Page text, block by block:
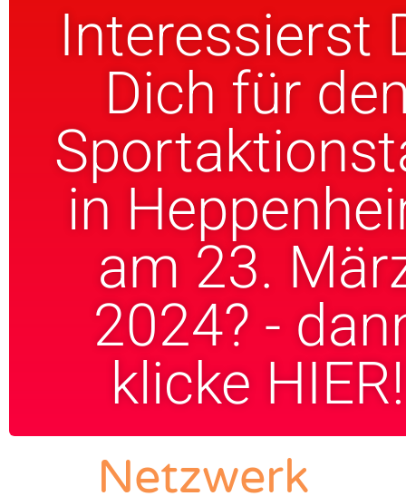
Interessierst
Dich für
in
am 23.
2024? -
klicke HIER!
Netzwerk